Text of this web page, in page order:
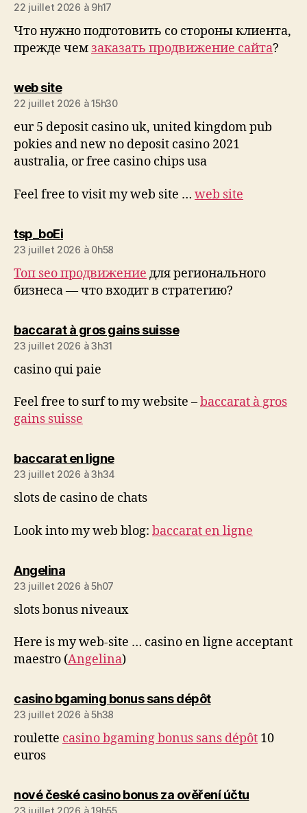
22 juillet 2026 à 9h17
Что нужно подготовить со стороны клиента,
прежде чемзаказать продвижение сайта?
web sitedit :
22 juillet 2026 à 15h30
eur 5 deposit casino uk, united kingdom pub
pokies and new no deposit casino 2021
australia, or free casino chips usa
Feel free to visit my web site … web site
tsp_boEidit :
23 juillet 2026 à 0h58
Топ seo продвижение для регионального
бизнеса — что входит в стратегию?
baccarat à gros gains suissedit :
23 juillet 2026 à 3h31
casino qui paie
Feel free to surf to my website –baccarat à gros
gains suisse
baccarat en lignedit :
23 juillet 2026 à 3h34
slots de casino de chats
Look into my web blog: baccarat en ligne
Angelinadit :
23 juillet 2026 à 5h07
slots bonus niveaux
Here is my web-site … casino en ligne acceptant
maestro (Angelina)
casino bgaming bonus sans dépôtdit :
23 juillet 2026 à 5h38
roulette casino bgaming bonus sans dépôt 10
euros
nové české casino bonus za ověření účtudit :